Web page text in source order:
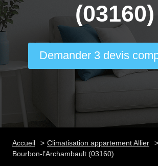
(03160)
Demander 3 devis
Accueil
Climatisation appartement Allier
Bourbon-l’Archambault (03160)